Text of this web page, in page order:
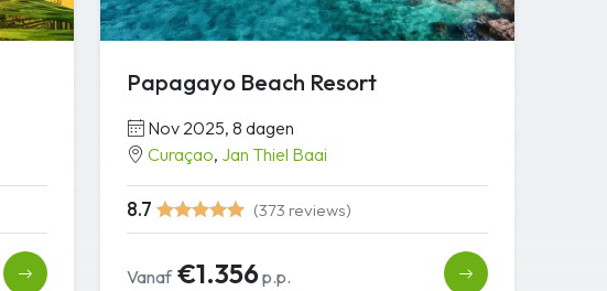
Papagayo Beach Resort
Nov 2025, 8 dagen
Curaçao, Jan Thiel Baai
8.7 (373 reviews)
Vanaf€1.356p.p.